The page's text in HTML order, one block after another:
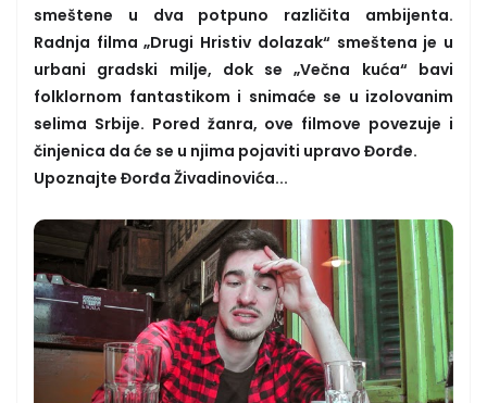
smeštene u dva potpuno različita ambijenta.
Radnja filma „Drugi Hristiv dolazak“ smeštena je u
urbani gradski milje, dok se „Večna kuća“ bavi
folklornom fantastikom i snimaće se u izolovanim
selima Srbije. Pored žanra, ove filmove povezuje i
činjenica da će se u njima pojaviti upravo Đorđe.
Upoznajte Đorđa Živadinovića...